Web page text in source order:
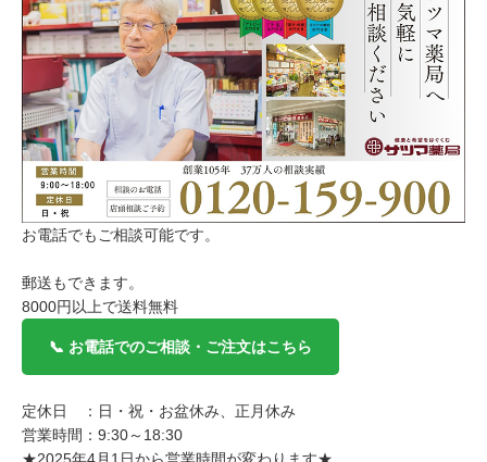
お電話でもご相談可能です。
郵送もできます。
8000円以上で送料無料
📞 お電話でのご相談・ご注文はこちら
定休日 ：日・祝・お盆休み、正月休み
営業時間：9:30～18:30